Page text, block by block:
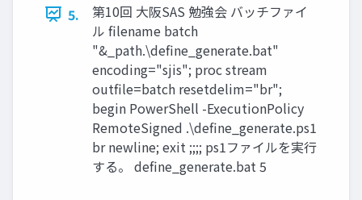
5.
第10回 大阪SAS 勉強会 バッチファイ
ル filename batch
"&_path.\define_generate.bat"
encoding="sjis"; proc stream
outfile=batch resetdelim="br";
begin PowerShell -ExecutionPolicy
RemoteSigned .\define_generate.ps1
br newline; exit ;;;; ps1ファイルを実行
する。 define_generate.bat 5